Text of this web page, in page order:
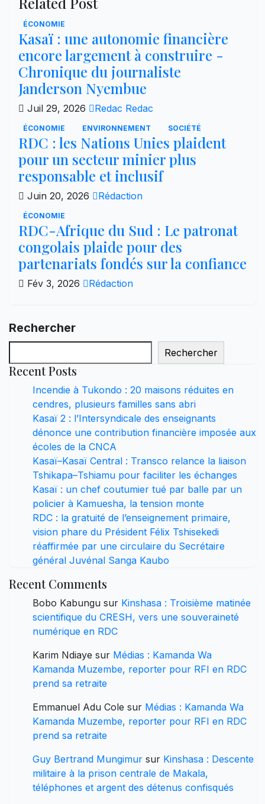
ÉCONOMIE
Kasaï : une autonomie financière
encore largement à construire -
Chronique du journaliste
Janderson Nyembue
Juil 29, 2026 Redac Redac
ÉCONOMIE ENVIRONNEMENT SOCIÉTÉ
RDC : les Nations Unies plaident
pour un secteur minier plus
responsable et inclusif
Juin 20, 2026 Rédaction
ÉCONOMIE
RDC-Afrique du Sud : Le patronat
congolais plaide pour des
partenariats fondés sur la confiance
Fév 3, 2026 Rédaction
Rechercher
Rechercher
Recent Posts
Incendie à Tukondo : 20 maisons réduites en
cendres, plusieurs familles sans abri
Kasaï 2 : l’Intersyndicale des enseignants
dénonce une contribution financière imposée aux
écoles de la CNCA
Kasaï–Kasaï Central : Transco relance la liaison
Tshikapa–Tshiamu pour faciliter les échanges
Kasaï : un chef coutumier tué par balle par un
policier à Kamuesha, la tension monte
RDC : la gratuité de l’enseignement primaire,
vision phare du Président Félix Tshisekedi
réaffirmée par une circulaire du Secrétaire
général Juvénal Sanga Kaubo
Recent Comments
Bobo Kabungu sur Kinshasa : Troisième matinée
scientifique du CRESH, vers une souveraineté
numérique en RDC
Karim Ndiaye sur Médias : Kamanda Wa
Kamanda Muzembe, reporter pour RFI en RDC
prend sa retraite
Emmanuel Adu Cole sur Médias : Kamanda Wa
Kamanda Muzembe, reporter pour RFI en RDC
prend sa retraite
Guy Bertrand Mungimur sur Kinshasa : Descente
militaire à la prison centrale de Makala,
téléphones et argent des détenus confisqués